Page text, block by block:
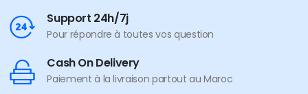
Support 24h/7j
Pour répondre à toutes vos question
Cash On Delivery
Paiement à la livraison partout au Maroc